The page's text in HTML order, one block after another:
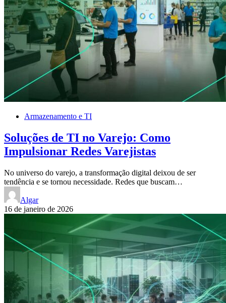
Armazenamento e TI
Soluções de TI no Varejo: Como
Impulsionar Redes Varejistas
No universo do varejo, a transformação digital deixou de ser
tendência e se tornou necessidade. Redes que buscam…
Algar
16 de janeiro de 2026